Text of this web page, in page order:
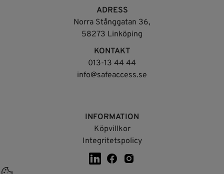
ADRESS
Norra Stånggatan 36,
58273 Linköping
KONTAKT
013-13 44 44
info@safeaccess.se
INFORMATION
Köpvillkor
Integritetspolicy